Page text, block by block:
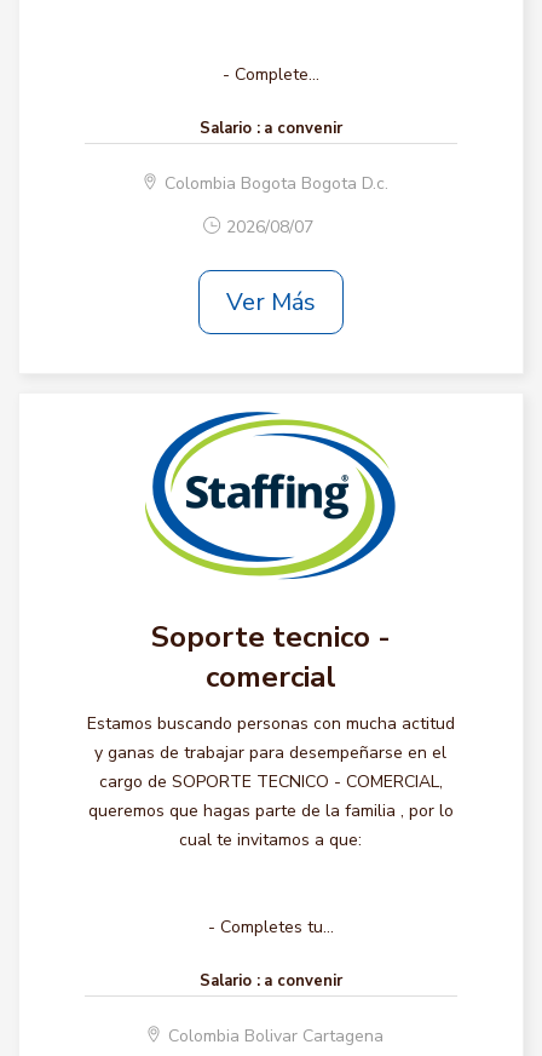
- Complete...
Salario : a convenir
Colombia Bogota Bogota D.c.
2026/08/07
Ver Más
Soporte tecnico -
comercial
Estamos buscando personas con mucha actitud
y ganas de trabajar para desempeñarse en el
cargo de SOPORTE TECNICO - COMERCIAL,
queremos que hagas parte de la familia , por lo
cual te invitamos a que:
- Completes tu...
Salario : a convenir
Colombia Bolivar Cartagena